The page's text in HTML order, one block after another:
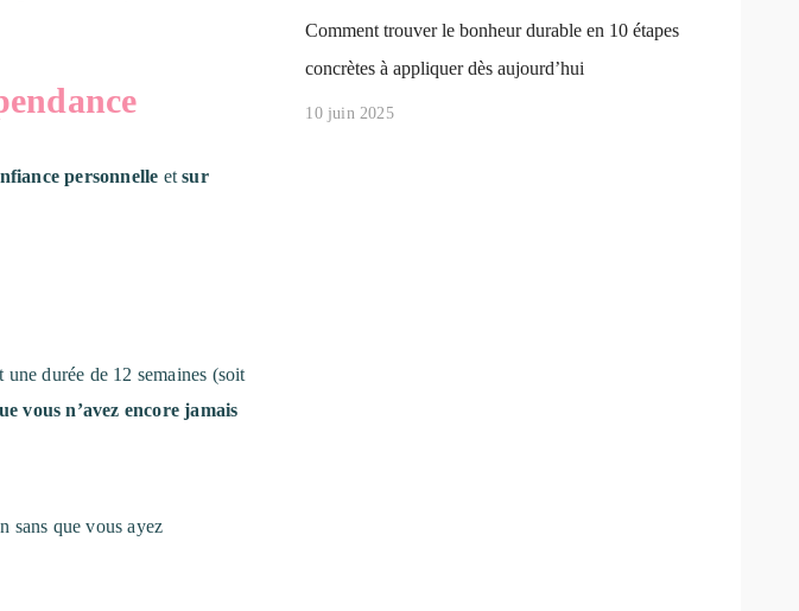
personnelle etsur
durée de 12 semaines (soit
vous n’avez encore jamais
sans que vous ayez
Comment trouver le bonheur durable en 10 étapes
concrètes à appliquer dès aujourd’hui
10 juin 2025